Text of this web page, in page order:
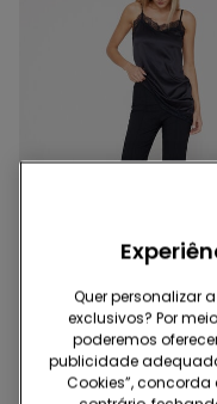
Calças à Boca de Sino
Tecido Elástico
Quer personalizar
exclusivos? Por
poderemos
publicidade
Cookies”,